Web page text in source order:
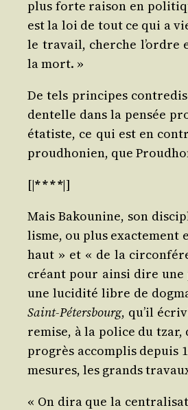
plus forte rai­son en
est la loi de tout ce qui a
le tra­vail, cherche l’ordre
la mort. »
De tels prin­cipes
den­telle dans la pen­sée
éta­tiste, ce qui est en
proud­ho­nien, que
[|* * * *|]
Mais Bakou­nine, son
lisme, ou plus exac­te­ment
haut » et « de la
créant pour ain­si dire une
une luci­di­té libre de
Saint-Péters­bourg, qu’il
remise, à la police du
pro­grès accom­plis depuis
mesures, les grands
« On dira que la